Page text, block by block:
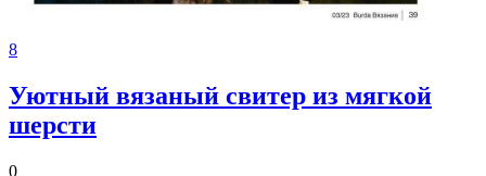
8
Уютный вязаный свитер из мягкой
шерсти
0